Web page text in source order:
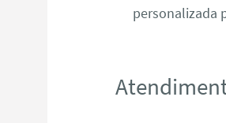
personalizada